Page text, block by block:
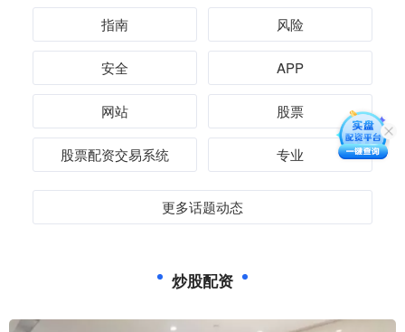
指南 风险
安全 APP
网站 股票
股票配资交易系统 专业
更多话题动态
炒股配资